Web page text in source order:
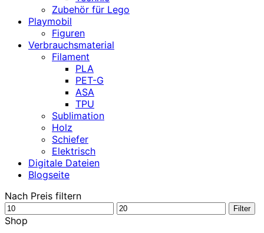
Zubehör für Lego
Playmobil
Figuren
Verbrauchsmaterial
Filament
PLA
PET-G
ASA
TPU
Sublimation
Holz
Schiefer
Elektrisch
Digitale Dateien
Blogseite
Nach Preis filtern
Min.
Preis
Max.
Filter
Shop